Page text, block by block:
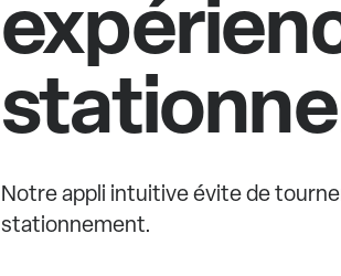
Notre appli intuitive évite de
stationnement.